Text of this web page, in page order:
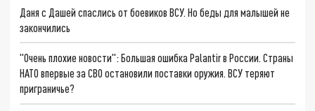
Даня с Дашей спаслись от боевиков ВСУ. Но беды для малышей не
закончились
"Очень плохие новости": Большая ошибка Palantir в России. Страны
НАТО впервые за СВО остановили поставки оружия. ВСУ теряют
приграничье?